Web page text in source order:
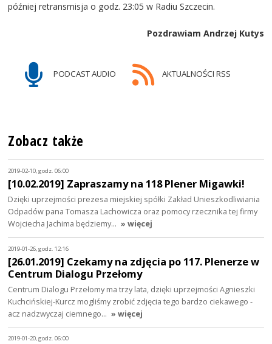
później retransmisja o godz. 23:05 w Radiu Szczecin.
Pozdrawiam Andrzej Kutys
PODCAST AUDIO AKTUALNOŚCI RSS
Zobacz także
2019-02-10, godz. 06:00
[10.02.2019] Zapraszamy na 118 Plener Migawki!
Dzięki uprzejmości prezesa miejskiej spółki Zakład Unieszkodliwiania
Odpadów pana Tomasza Lachowicza oraz pomocy rzecznika tej firmy
Wojciecha Jachima będziemy… » więcej
2019-01-26, godz. 12:16
[26.01.2019] Czekamy na zdjęcia po 117. Plenerze w
Centrum Dialogu Przełomy
Centrum Dialogu Przełomy ma trzy lata, dzięki uprzejmości Agnieszki
Kuchcińskiej-Kurcz mogliśmy zrobić zdjęcia tego bardzo ciekawego -
acz nadzwyczaj ciemnego… » więcej
2019-01-20, godz. 06:00